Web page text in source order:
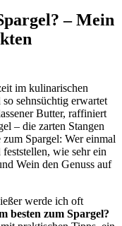
– Mein
im kulinarischen
sehnsüchtig erwartet
Butter, raffiniert
– die zarten Stangen
Spargel: Wer einmal
wie sehr ein
Wein den Genuss auf
werde ich oft
besten zum Spargel?